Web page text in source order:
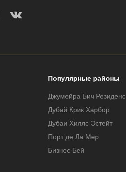
Популярные районы
Джумейра Бич Резиденс
Дубай Крик Харбор
Дубаи Хиллс Эстейт
Порт де Ла Мер
Бизнес Бей